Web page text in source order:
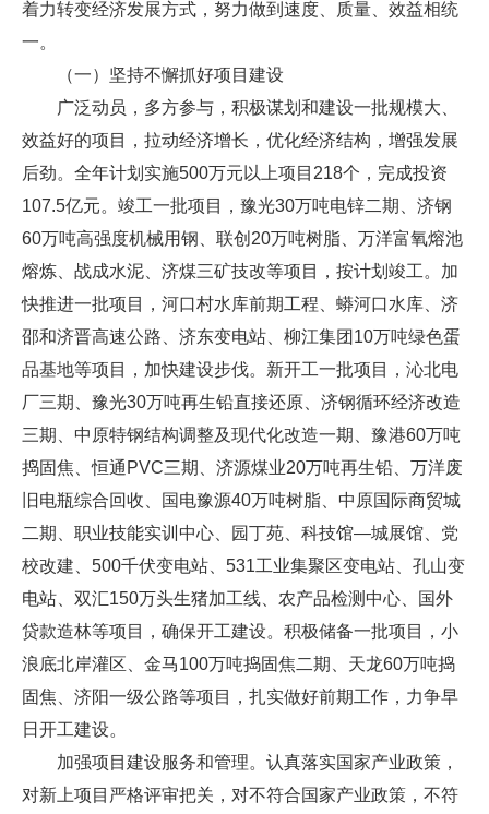
着力转变经济发展方式，努力做到速度、质量、效益相统
一。
（一）坚持不懈抓好项目建设
广泛动员，多方参与，积极谋划和建设一批规模大、
效益好的项目，拉动经济增长，优化经济结构，增强发展
后劲。全年计划实施500万元以上项目218个，完成投资
107.5亿元。竣工一批项目，豫光30万吨电锌二期、济钢
60万吨高强度机械用钢、联创20万吨树脂、万洋富氧熔池
熔炼、战成水泥、济煤三矿技改等项目，按计划竣工。加
快推进一批项目，河口村水库前期工程、蟒河口水库、济
邵和济晋高速公路、济东变电站、柳江集团10万吨绿色蛋
品基地等项目，加快建设步伐。新开工一批项目，沁北电
厂三期、豫光30万吨再生铅直接还原、济钢循环经济改造
三期、中原特钢结构调整及现代化改造一期、豫港60万吨
捣固焦、恒通PVC三期、济源煤业20万吨再生铅、万洋废
旧电瓶综合回收、国电豫源40万吨树脂、中原国际商贸城
二期、职业技能实训中心、园丁苑、科技馆—城展馆、党
校改建、500千伏变电站、531工业集聚区变电站、孔山变
电站、双汇150万头生猪加工线、农产品检测中心、国外
贷款造林等项目，确保开工建设。积极储备一批项目，小
浪底北岸灌区、金马100万吨捣固焦二期、天龙60万吨捣
固焦、济阳一级公路等项目，扎实做好前期工作，力争早
日开工建设。
加强项目建设服务和管理。认真落实国家产业政策，
对新上项目严格评审把关，对不符合国家产业政策，不符